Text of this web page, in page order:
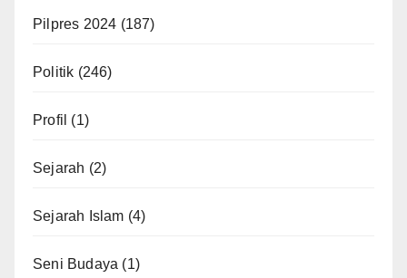
Pilpres 2024 (187)
Politik (246)
Profil (1)
Sejarah (2)
Sejarah Islam (4)
Seni Budaya (1)